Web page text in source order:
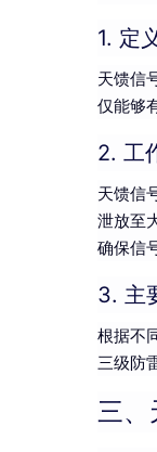
1. 定
天馈信
仅能够
2. 工
天馈信
泄放至
确保信
3. 主
根据不
三级防
三、